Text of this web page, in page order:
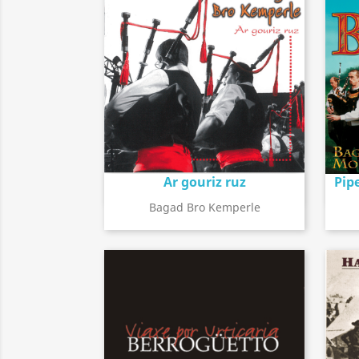
Ar gouriz ruz
Bagad Bro Kemperle
Détail de l'album